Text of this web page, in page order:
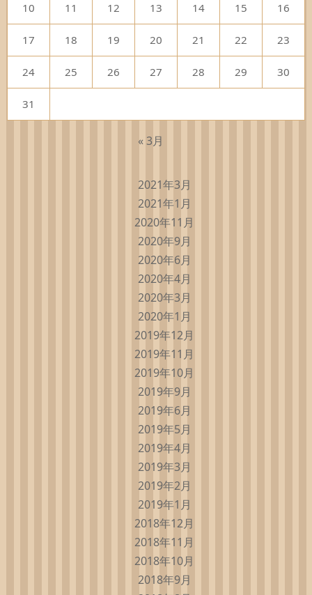
10 11 12 13 14 15 16
17 18 19 20 21 22 23
24 25 26 27 28 29 30
31
« 3月
2021年3月
2021年1月
2020年11月
2020年9月
2020年6月
2020年4月
2020年3月
2020年1月
2019年12月
2019年11月
2019年10月
2019年9月
2019年6月
2019年5月
2019年4月
2019年3月
2019年2月
2019年1月
2018年12月
2018年11月
2018年10月
2018年9月